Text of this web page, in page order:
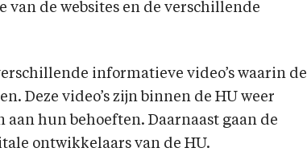
de websites en de verschillende
informatieve video’s waarin de
Deze video’s zijn binnen de HU weer
hun behoeften. Daarnaast gaan de
ontwikkelaars van de HU.